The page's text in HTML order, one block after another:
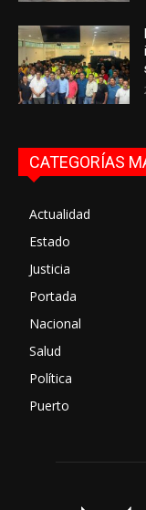
CATEGORÍAS
Actualidad
Estado
Justicia
Portada
Nacional
Salud
Política
Puerto